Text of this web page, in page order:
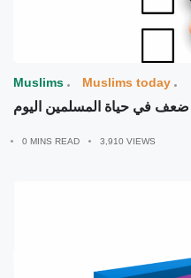
Muslims Muslims today
في حياة المسلمين اليوم
0 MINS READ 3,910 VIEWS